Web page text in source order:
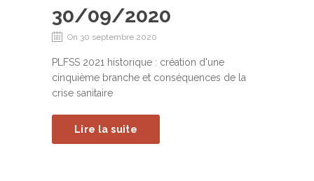
30/09/2020
On 30 septembre 2020
PLFSS 2021 historique : création d'une
cinquième branche et conséquences de la
crise sanitaire
Lire la suite